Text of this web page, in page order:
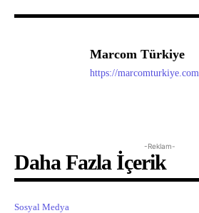
Marcom Türkiye
https://marcomturkiye.com
-Reklam-
Daha Fazla İçerik
Sosyal Medya